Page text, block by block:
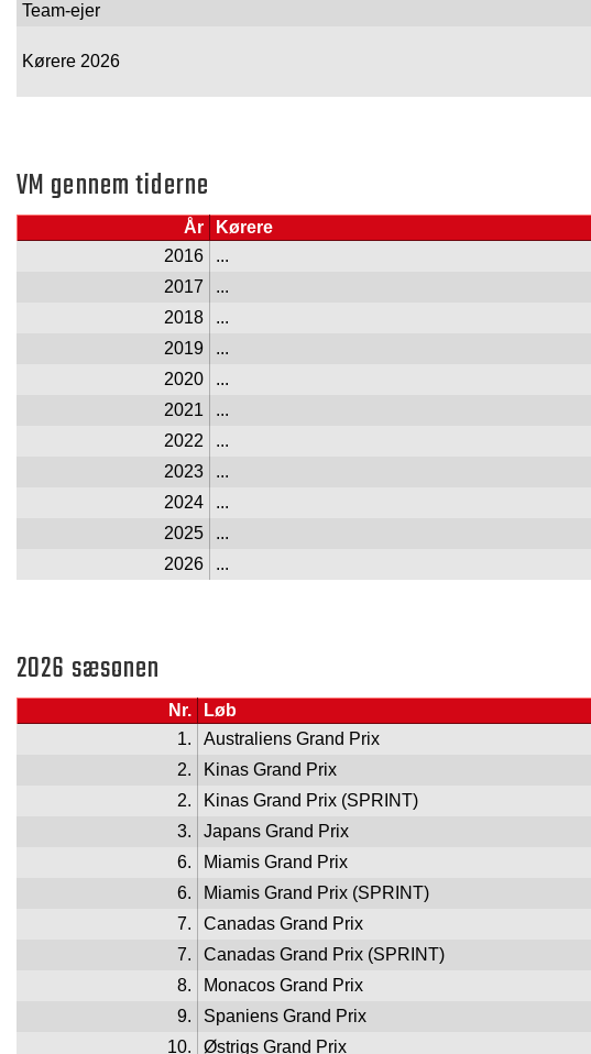
Team-ejer
Kørere 2026
VM gennem tiderne
År Kørere
2016
...
2017
...
2018
...
2019
...
2020
...
2021
...
2022
...
2023
...
2024
...
2025
...
2026
...
2026 sæsonen
Nr. Løb
1.
Australiens Grand Prix
2.
Kinas Grand Prix
2.
Kinas Grand Prix (SPRINT)
3.
Japans Grand Prix
6.
Miamis Grand Prix
6.
Miamis Grand Prix (SPRINT)
7.
Canadas Grand Prix
7.
Canadas Grand Prix (SPRINT)
8.
Monacos Grand Prix
9.
Spaniens Grand Prix
10.
Østrigs Grand Prix